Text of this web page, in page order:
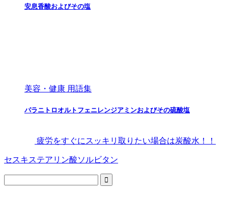
安息香酸およびその塩
美容・健康 用語集
パラニトロオルトフェニレンジアミンおよびその硫酸塩
疲労をすぐにスッキリ取りたい場合は炭酸水！！
セスキステアリン酸ソルビタン